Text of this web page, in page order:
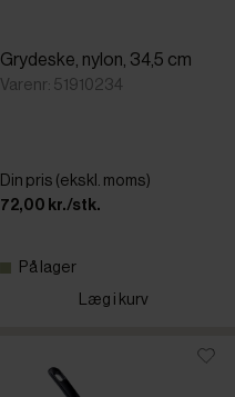
Grydeske, nylon, 34,5 cm
Varenr: 51910234
Din pris (ekskl. moms)
72,00 kr./stk.
På lager
Læg i kurv